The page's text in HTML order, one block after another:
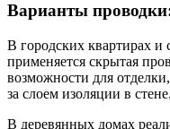
Варианты
В городских квартирах и
применяется скрытая
возможности для
за слоем изоляции в стене.
В деревянных домах